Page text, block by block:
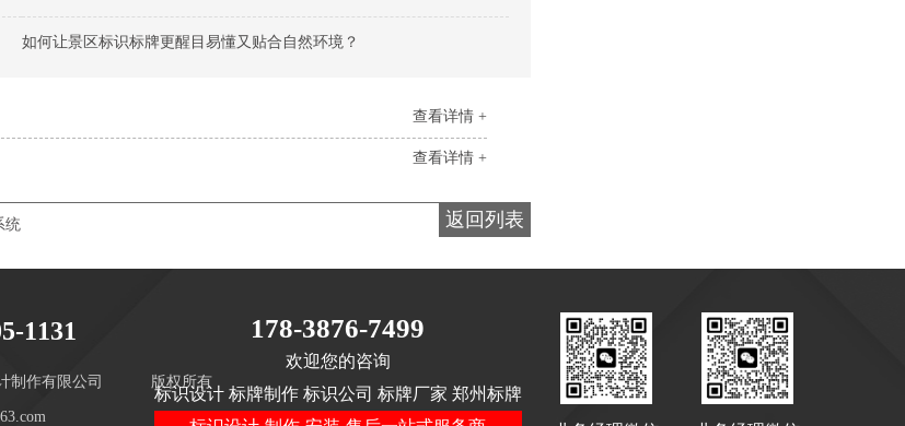
如何让景区标识标牌更醒目易懂又贴合自然环境？
查看详情 +
查看详情 +
返回列表
统
医院室内标识吊牌
1131
制作有限公司 版权所有
178-3876-7499
欢迎您的咨询
标识设计 标牌制作 标识公司 标牌厂家 郑州标牌